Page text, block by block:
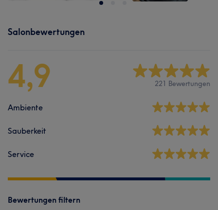
Salonbewertungen
4,9 221 Bewertungen
Ambiente
Sauberkeit
Service
Bewertungen filtern